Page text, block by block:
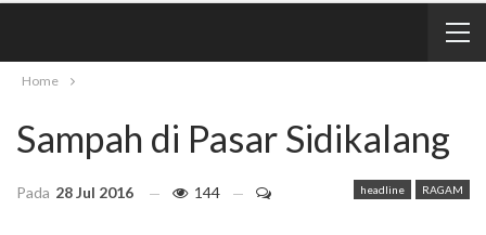
Home
Sampah di Pasar Sidikalang
headline RAGAM
Pada 28 Jul 2016 144